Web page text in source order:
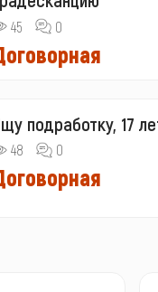
45 0
подработку, 17
48 0